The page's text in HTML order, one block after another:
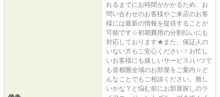
れるまでにお時間がかかるため、お
問い合わせのお客様やご来店のお客
様には最新の情報を提供することが
可能です☆初期費用の分割払いにも
対応しております★また、保証人の
いない方もご安心ください！お忙し
いお客様にも嬉しいサービス♪いつで
も首都圏全域のお部屋をご案内☆ど
んなことでもご相談ください。難し
いかな？と悩む前にお部屋探しのラ